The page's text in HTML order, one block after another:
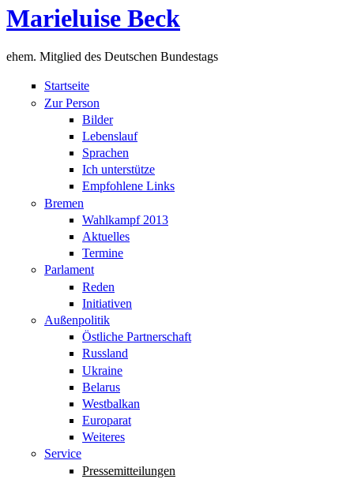
Marieluise Beck
ehem. Mitglied des Deutschen Bundestags
Startseite
Zur Person
Bilder
Lebenslauf
Sprachen
Ich unterstütze
Empfohlene Links
Bremen
Wahlkampf 2013
Aktuelles
Termine
Parlament
Reden
Initiativen
Außenpolitik
Östliche Partnerschaft
Russland
Ukraine
Belarus
Westbalkan
Europarat
Weiteres
Service
Pressemitteilungen